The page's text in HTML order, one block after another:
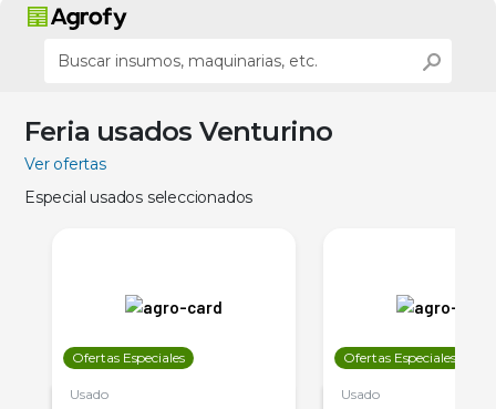
Feria usados Venturino
Ver ofertas
Especial usados seleccionados
Ofertas Especiales
Usado
Ofertas Especiales
Usado